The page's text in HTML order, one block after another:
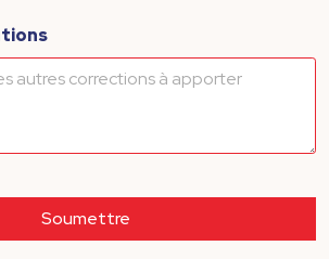
Soumettre